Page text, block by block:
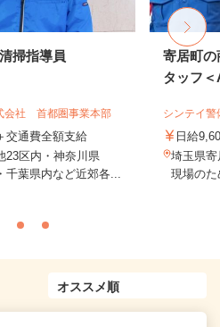
掃指導員
会社 首都圏事業本部
交通費全額支給
23区内・神奈川県
千葉県内など近郊各...
寄居町の
タッフ＜
シンテイ
日給
埼玉県
現場の